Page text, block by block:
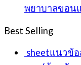
พยาบาลขอน
Best Selling
sheetแนวข้